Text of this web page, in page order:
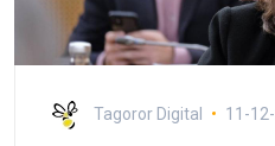
Tagoror Digital 11-